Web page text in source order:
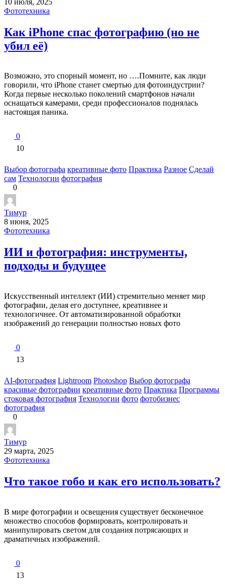
Фототехника
Как iPhone спас фотографию (но не
убил её)
Возможно, это спорный момент, но ….Помните, как люди
говорили, что iPhone станет смертью для фотоиндустрии?
Когда первые несколько поколений смартфонов начали
оснащаться камерами, среди профессионалов поднялась
настоящая паника.
0
10
Выбор фотографа креативные фото Практика Разное Сделай
сам Технологии фотография
0
Тимур
8 июня, 2025
Фототехника
ИИ и фотография: инструменты,
подходы и будущее
Искусственный интеллект (ИИ) стремительно меняет мир
фотографии, делая его доступнее, креативнее и
технологичнее. От автоматизированной обработки
изображений до генерации полностью новых фото
0
13
AI-фотография Lightroom Photoshop Выбор фотографа
красивые фотографии креативные фото Практика Программы
стоковая фотография Технологии фото фотобизнес
фотография
0
Тимур
29 марта, 2025
Фототехника
Что такое гобо и как его использовать?
В мире фотографии и освещения существует бесконечное
множество способов формировать, контролировать и
манипулировать светом для создания потрясающих и
драматичных изображений.
0
13